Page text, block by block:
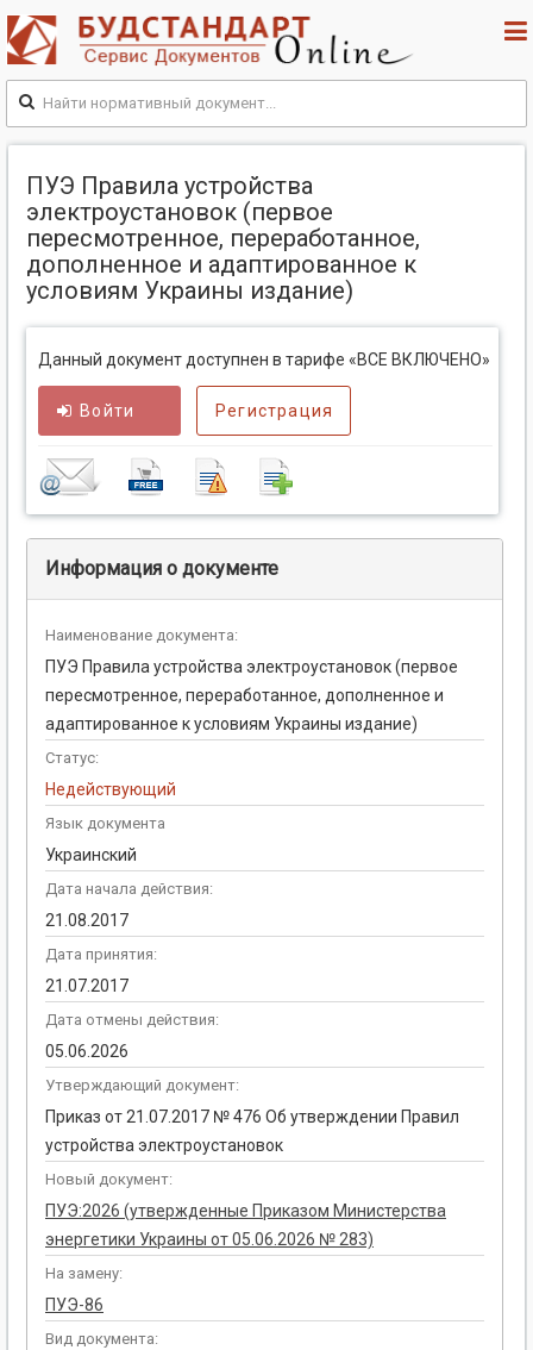
ПУЭ Правила устройства
электроустановок (первое
пересмотренное, переработанное,
дополненное и адаптированное к
условиям Украины издание)
Данный документ доступнен в тарифе «ВСЕ ВКЛЮЧЕНО»
Войти Регистрация
Информация о документе
Наименование документа:
ПУЭ Правила устройства электроустановок (первое
пересмотренное, переработанное, дополненное и
адаптированное к условиям Украины издание)
Статус:
Недействующий
Язык документа
Украинский
Дата начала действия:
21.08.2017
Дата принятия:
21.07.2017
Дата отмены действия:
05.06.2026
Утверждающий документ:
Приказ от 21.07.2017 № 476 Об утверждении Правил
устройства электроустановок
Новый документ:
ПУЭ:2026 (утвержденные Приказом Министерства
энергетики Украины от 05.06.2026 № 283)
На замену:
ПУЭ-86
Вид документа: